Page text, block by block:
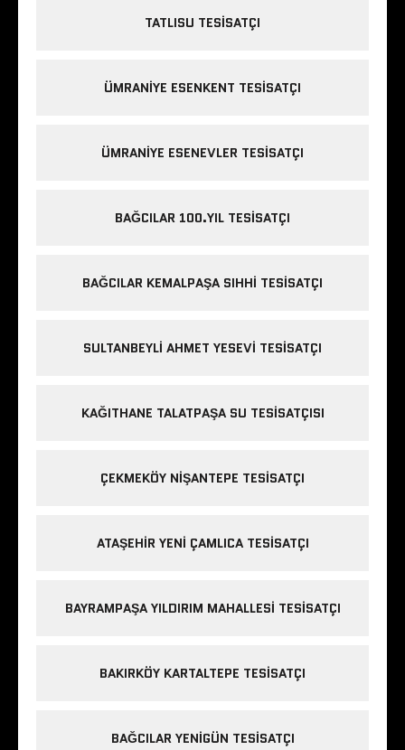
TATLISU TESISATÇI
ÜMRANIYE ESENKENT TESISATÇI
ÜMRANIYE ESENEVLER TESISATÇI
BAĞCILAR 100.YIL TESISATÇI
BAĞCILAR KEMALPAŞA SIHHI TESISATÇI
SULTANBEYLI AHMET YESEVI TESISATÇI
KAĞITHANE TALATPAŞA SU TESISATÇISI
ÇEKMEKÖY NIŞANTEPE TESISATÇI
ATAŞEHIR YENI ÇAMLICA TESISATÇI
BAYRAMPAŞA YILDIRIM MAHALLESI TESISATÇI
BAKIRKÖY KARTALTEPE TESISATÇI
BAĞCILAR YENIGÜN TESISATÇI